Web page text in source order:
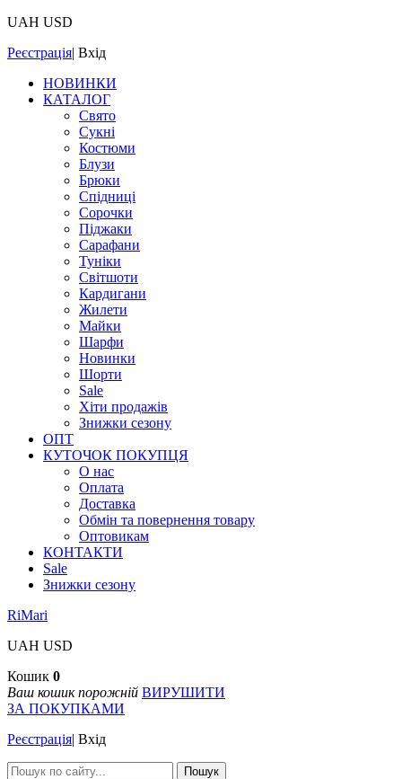
UAH USD
Реєстрація| Вхід
НОВИНКИ
КАТАЛОГ
Свято
Сукні
Костюми
Блузи
Брюки
Спідниці
Сорочки
Піджаки
Сарафани
Туніки
Світшоти
Кардигани
Жилети
Майки
Шарфи
Новинки
Шорти
Sale
Хіти продажів
Знижки сезону
ОПТ
КУТОЧОК ПОКУПЦЯ
О нас
Оплата
Доставка
Обмін та повернення товару
Оптовикам
КОНТАКТИ
Sale
Знижки сезону
RiMari
UAH USD
Кошик 0
Ваш кошик порожній ВИРУШИТИ
ЗА ПОКУПКАМИ
Реєстрація| Вхід
Пошук